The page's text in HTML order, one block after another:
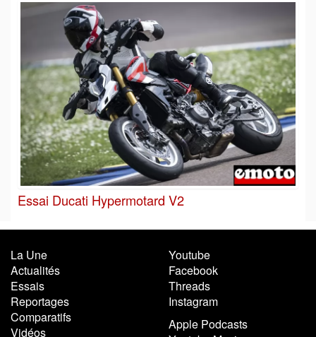
Essai Ducati Hypermotard V2
La Une
Actualités
Essais
Reportages
Comparatifs
Vidéos
Youtube
Facebook
Threads
Instagram
Apple Podcasts